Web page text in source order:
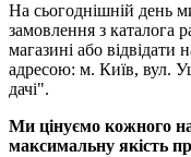
На сьогоднішній день
замовлення з каталога
магазині або відвідати
адресою: м. Київ, вул.
дачі".
Ми цінуємо кожного
максимальну якість